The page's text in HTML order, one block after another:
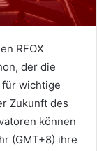
RFOX
der die
wichtige
Zukunft des
können
(GMT+8) ihre